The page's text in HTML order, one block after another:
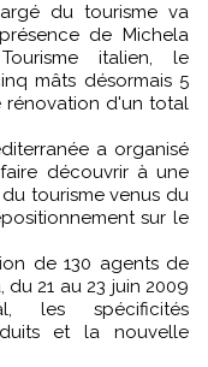
de Michela
italien, le
mâts désormais 5
rénovation d'un total
a organisé
découvrir à une
tourisme venus du
sur le
de 130 agents de
21 au 23 juin 2009
les spécificités
et la nouvelle